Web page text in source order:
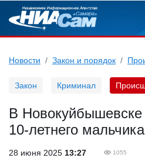
Новости Закон и порядок
Закон Криминал
В Новокуйбышевске
10-летнего мальчика
28 июня 2025 13:27 1055